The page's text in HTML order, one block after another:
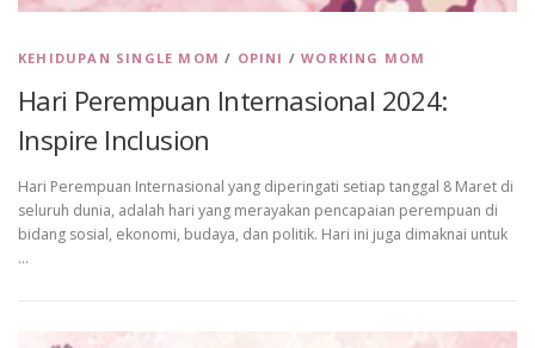
KEHIDUPAN SINGLE MOM / OPINI /WORKING MOM
Hari Perempuan Internasional 2024:
Inspire Inclusion
Hari Perempuan Internasional yang diperingati setiap tanggal 8 Maret di
seluruh dunia, adalah hari yang merayakan pencapaian perempuan di
bidang sosial, ekonomi, budaya, dan politik. Hari ini juga dimaknai untuk
…